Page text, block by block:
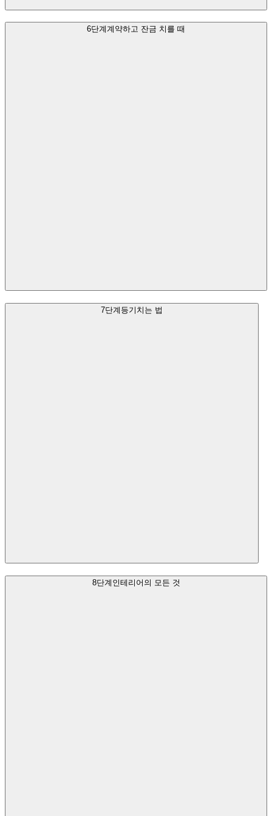
6단계계약하고 잔금 치를 때
7단계 등기치는 법
8단계 인테리어의 모든 것